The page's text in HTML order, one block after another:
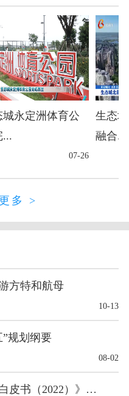
城永定洲体育公
...
07-26
生态
融合...
多 >
方特和航母
10-13
规划纲要
08-02
《中新天津生态城生态城市白皮书（2022）》发布